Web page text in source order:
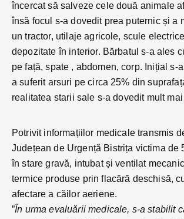
încercat să salveze cele două animale
însă focul s-a dovedit prea puternic și a
un tractor, utilaje agricole, scule
depozitate în interior. Bărbatul s-a ales
pe față, spate , abdomen, corp. Inițial s-
a suferit arsuri pe circa 25% din
realitatea starii sale s-a dovedit mult
Potrivit informațiilor medicale transmis
Județean de Urgență Bistrița victima de
în stare gravă, intubat și ventilat
termice produse prin flacără deschisă,
afectare a căilor aeriene.
”În urma evaluării medicale, s-a stabilit